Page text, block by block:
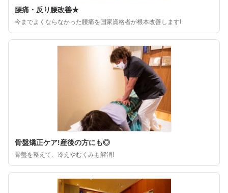
腰痛・反り腰改善★
今までよくならなかった腰痛を国家資格者が根本改善します!
骨盤矯正ケア!産後の方にも◎
骨盤を整えて、冷えやむくみも解消!